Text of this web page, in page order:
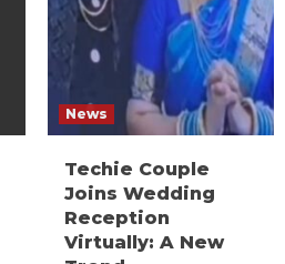
News
Techie Couple
Joins Wedding
Reception
Virtually: A New